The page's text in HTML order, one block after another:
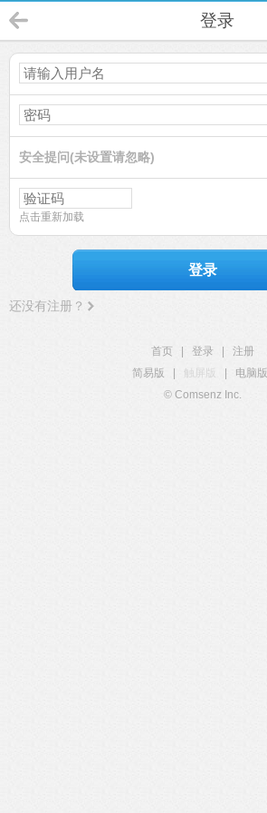
登录
安全提问(未设置请忽略)
点击重新加载
登录
还没有注册？
首页 登录
注册
简易版
触屏版 电脑版
© Comsenz Inc.